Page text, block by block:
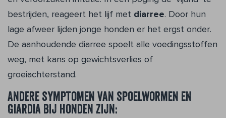
bestrijden, reageert het lijf met diarree. Door hun
lage afweer lijden jonge honden er het ergst onder.
De aanhoudende diarree spoelt alle voedingsstoffen
weg, met kans op gewichtsverlies of
groeiachterstand.
Andere symptomen van spoelwormen en
Giardia bij honden zijn: